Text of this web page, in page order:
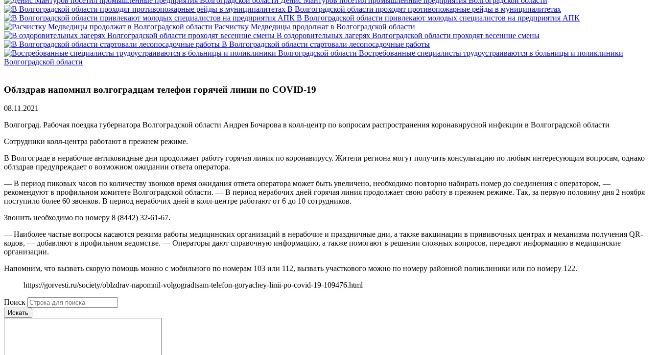
В Волгоградской области проходят противопожарные рейды в муниципалитетах
В Волгоградской области привлекают молодых специалистов на предприятия АПК
Расчистку Медведицы продолжат в Волгоградской области
В оздоровительных лагерях Волгоградской области проходят весенние смены
В Волгоградской области стартовали лесопосадочные работы
Востребованные специалисты трудоустраиваются в больницы и поликлиники
Волгоградской области
Облздрав напомнил волгоградцам телефон горячей линии по COVID-19
08.11.2021
Волгоград. Рабочая поездка губернатора Волгоградской области Андрея Бочарова в колл-центр по вопросам распространения коронавирусной инфекции в Волгоградской области
Сотрудники колл-центра работают в прежнем режиме.
В Волгограде в нерабочие антиковидные дни продолжает работу горячая линия по коронавирусу. Жители региона могут получить консультацию по любым интересующим вопросам, однако
облздрав предупреждает о возможном ожидании ответа оператора.
— В период пиковых часов по количеству звонков время ожидания ответа оператора может быть увеличено, необходимо повторно набирать номер до соединения с оператором, —
рекомендуют в профильном комитете Волгоградской области. — В период нерабочих дней горячая линия продолжает свою работу в прежнем режиме. Так, за первую половину дня 2 ноября
поступило более 60 звонков. В период нерабочих дней в колл-центре работают от 6 до 10 сотрудников.
Звонить необходимо по номеру 8 (8442) 32-61-67.
— Наиболее частые вопросы касаются режима работы медицинских организаций в нерабочие и праздничные дни, а также вакцинации в прививочных центрах и механизма получения QR-
кодов, — добавляют в профильном ведомстве. — Операторы дают справочную информацию, а также помогают в решении сложных вопросов, передают информацию в медицинские
организации.
Напомним, что вызвать скорую помощь можно с мобильного по номерам 103 или 112, вызвать участкового можно по номеру районной поликлиники или по номеру 122.
https://gorvesti.ru/society/oblzdrav-napomnil-volgogradtsam-telefon-goryachey-linii-po-covid-19-109476.html
Поиск
Искать